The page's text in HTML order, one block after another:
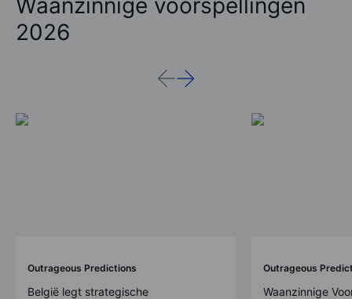
Waanzinnige voorspellingen
2026
Outrageous Predictions
België legt strategische
Outrageous
Waanzinnige